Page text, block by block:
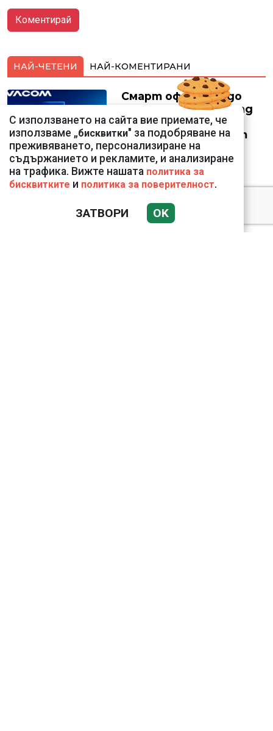
НАЙ-ЧЕТЕНИ НАЙ-КОМЕНТИРАНИ
Смарт оферти с до
90% отстъпка за над
150 устройства от
Vivacom през август
Подводни кадри от
Корфу разкриха
С използването на сайта вие приемате, че
използваме „бисквитки" за подобряване на
преживяването, персонализиране на
съдържанието и рекламите, и анализиране
на трафика. Вижте нашата политика за
бисквитките и политика за поверителност.
ЗАТВОРИ OK